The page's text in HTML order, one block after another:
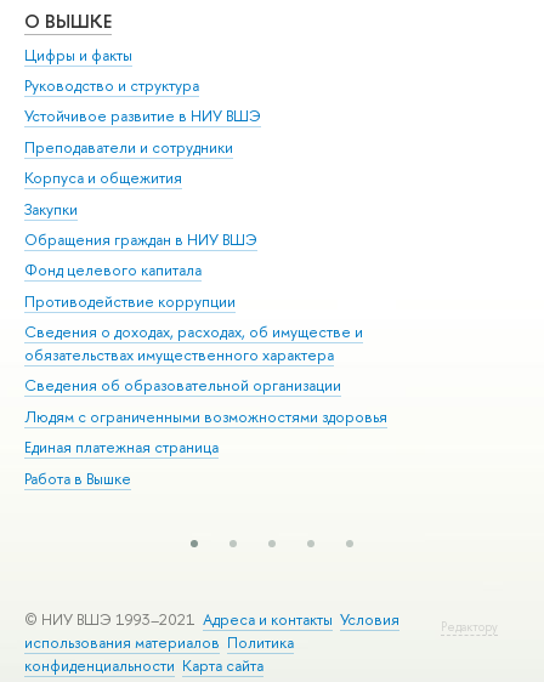
О ВЫШКЕ
Цифры и факты
Руководство и структура
Устойчивое развитие в НИУ ВШЭ
Преподаватели и сотрудники
Корпуса и общежития
Закупки
Обращения граждан в НИУ ВШЭ
Фонд целевого капитала
Противодействие коррупции
Сведения о доходах, расходах, об имуществе и
обязательствах имущественного характера
Сведения об образовательной организации
Людям с ограниченными возможностями здоровья
Единая платежная страница
Работа в Вышке
Редактору
© НИУ ВШЭ 1993–2021 Адреса и контакты Условия
использования материалов Политика
конфиденциальности Карта сайта